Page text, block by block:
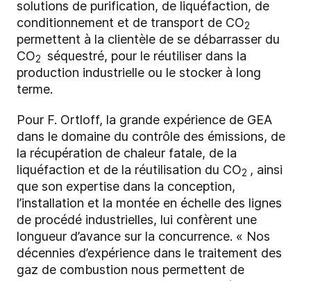
solutions de purification, de liquéfaction, de
conditionnement et de transport de CO2
permettent à la clientèle de se débarrasser du
CO2
séquestré, pour le réutiliser dans la
production industrielle ou le stocker à long
terme.
Pour F. Ortloff, la grande expérience de GEA
dans le domaine du contrôle des émissions, de
la récupération de chaleur fatale, de la
liquéfaction et de la réutilisation du CO2 , ainsi
que son expertise dans la conception,
l’installation et la montée en échelle des lignes
de procédé industrielles, lui confèrent une
longueur d’avance sur la concurrence. « Nos
décennies d’expérience dans le traitement des
gaz de combustion nous permettent de